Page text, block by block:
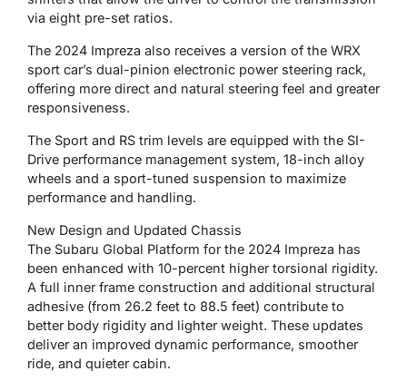
via eight pre-set ratios.
The 2024 Impreza also receives a version of the WRX
sport car’s dual-pinion electronic power steering rack,
offering more direct and natural steering feel and greater
responsiveness.
The Sport and RS trim levels are equipped with the SI-
Drive performance management system, 18-inch alloy
wheels and a sport-tuned suspension to maximize
performance and handling.
New Design and Updated Chassis
The Subaru Global Platform for the 2024 Impreza has
been enhanced with 10-percent higher torsional rigidity.
A full inner frame construction and additional structural
adhesive (from 26.2 feet to 88.5 feet) contribute to
better body rigidity and lighter weight. These updates
deliver an improved dynamic performance, smoother
ride, and quieter cabin.